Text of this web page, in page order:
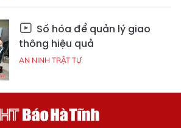
Số hóa để quản lý giao
thông hiệu quả
AN NINH TRẬT TỰ